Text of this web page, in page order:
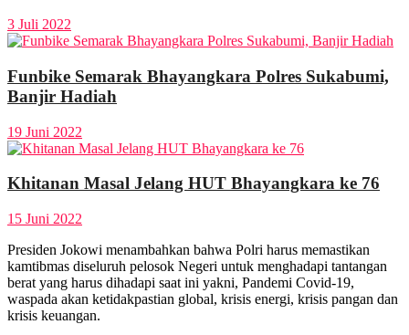
3 Juli 2022
Funbike Semarak Bhayangkara Polres Sukabumi,
Banjir Hadiah
19 Juni 2022
Khitanan Masal Jelang HUT Bhayangkara ke 76
15 Juni 2022
Presiden Jokowi menambahkan bahwa Polri harus memastikan
kamtibmas diseluruh pelosok Negeri untuk menghadapi tantangan
berat yang harus dihadapi saat ini yakni, Pandemi Covid-19,
waspada akan ketidakpastian global, krisis energi, krisis pangan dan
krisis keuangan.